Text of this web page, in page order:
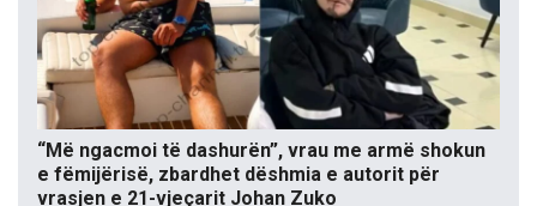
“Më ngacmoi të dashurën”, vrau me armë shokun
e fëmijërisë, zbardhet dëshmia e autorit për
vrasjen e 21-vjeçarit Johan Zuko